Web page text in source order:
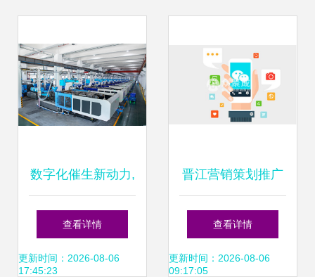
数字化催生新动力,
中国联塑推动智能
制造创新发展
查看详情
更新时间：2026-08-06
17:45:23
晋江营销策划推广
公司 科技赋能品牌
增长新引擎
查看详情
更新时间：2026-08-06
09:17:05